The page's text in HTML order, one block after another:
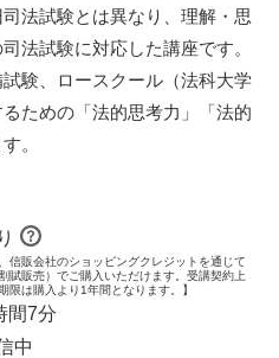
法試験とは異なり、理解・思
法試験に対応した講座です。
験、ロースクール（法科大学
ための「法的思考力」「法的
。
信販会社のショッピングクレジットを通じて
賦販売）でご購入いただけます。受講契約上
限は購入より1年間となります。】
間7分
中